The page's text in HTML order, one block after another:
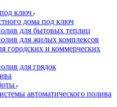
ключ
дома под ключ
для бытовых теплиц
для жилых комплексов
городских и коммерческих
для грядок
автоматического полива